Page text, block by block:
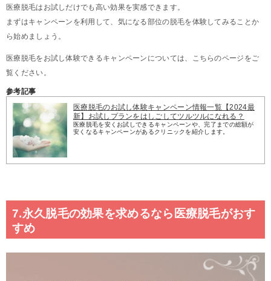
医療脱毛はお試しだけでも高い効果を実感できます。
まずはキャンペーンを利用して、気になる部位の脱毛を体験してみることか
ら始めましょう。
医療脱毛をお試し体験できるキャンペーンについては、こちらのページをご
覧ください。
参考記事
医療脱毛のお試し体験キャンペーン情報一覧【2024最
新】お試しプランをはしごしてツルツルになれる？
医療脱毛を安くお試しできるキャンペーンや、完了までの総額が
安くなるキャンペーンがあるクリニックを紹介します。
7.永久脱毛の効果を求めるなら医療脱毛がおす
すめ